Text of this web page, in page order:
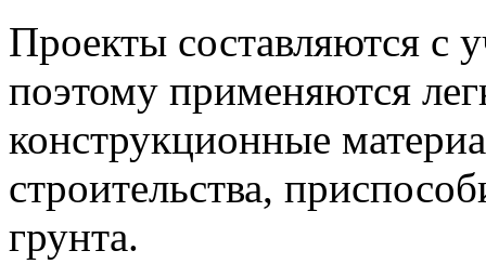
Проекты составляются с
поэтому применяются
конструкционные
строительства,
грунта.